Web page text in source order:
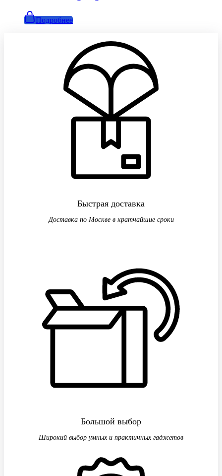
Подробнее
Быстрая доставка
Доставка по Москве в кратчайшие сроки
Большой выбор
Широкий выбор умных и практичных гаджетов